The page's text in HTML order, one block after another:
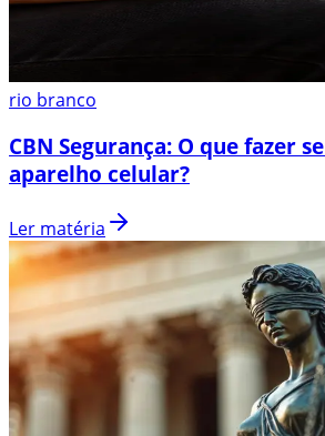
rio branco
CBN Segurança: O que fazer
aparelho celular?
Ler matéria